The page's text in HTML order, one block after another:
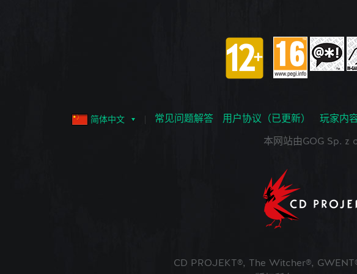
简体中文 常见问题解答 用户协议（已更新） 玩家内
本网站由GOG Sp. z
CD PROJEKT®, The Witcher®,